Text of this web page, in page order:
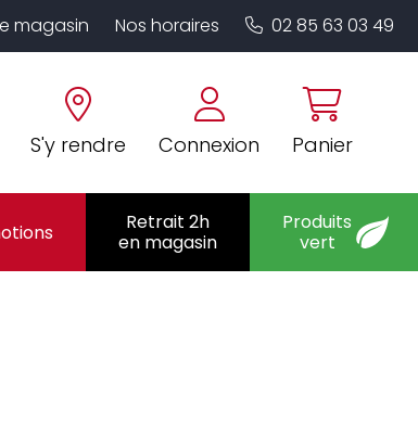
S'y rendre Connexion Panier
magasin Nos horaires 02 85 63 03 49
Retrait 2h
en magasin
Produits
vert